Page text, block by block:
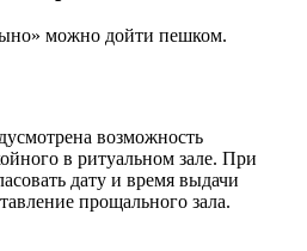
можно дойти пешком.
возможность
в ритуальном зале. При
дату и время выдачи
прощального зала.